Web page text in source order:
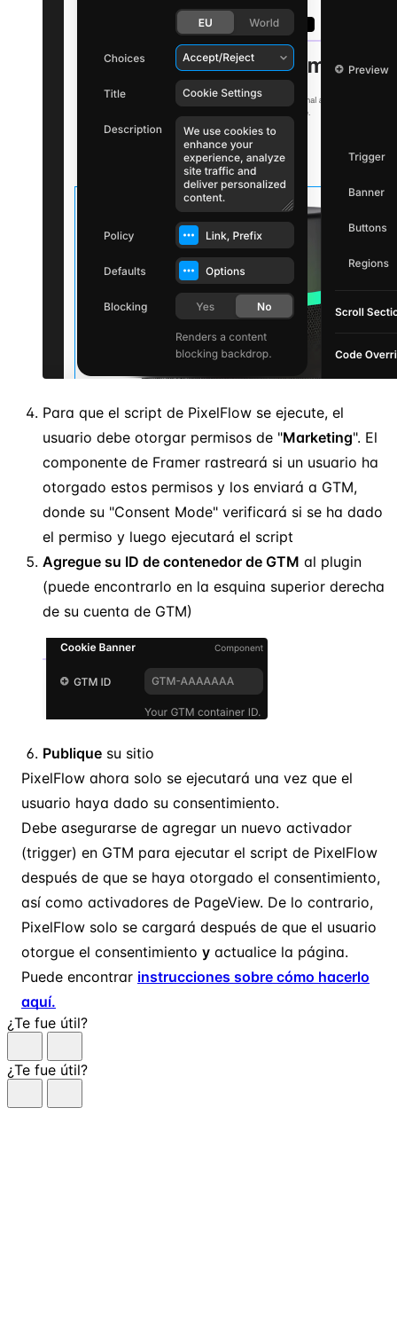
Para que el script de PixelFlow se ejecute, el
usuario debe otorgar permisos de "Marketing". El
componente de Framer rastreará si un usuario ha
otorgado estos permisos y los enviará a GTM,
donde su "Consent Mode" verificará si se ha dado
el permiso y luego ejecutará el script
Agregue su ID de contenedor de GTM al plugin
(puede encontrarlo en la esquina superior derecha
de su cuenta de GTM)
Publique su sitio
PixelFlow ahora solo se ejecutará una vez que el
usuario haya dado su consentimiento.
Debe asegurarse de agregar un nuevo activador
(trigger) en GTM para ejecutar el script de PixelFlow
después de que se haya otorgado el consentimiento,
así como activadores de PageView. De lo contrario,
PixelFlow solo se cargará después de que el usuario
otorgue el consentimiento y actualice la página.
Puede encontrar instrucciones sobre cómo hacerlo
aquí.
¿Te fue útil?
¿Te fue útil?